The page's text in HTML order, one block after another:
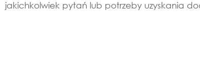
jakichkolwiek pytań lub potrzeby uzyskania